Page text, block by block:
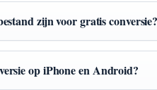
zijn voor gratis
op iPhone en Android?